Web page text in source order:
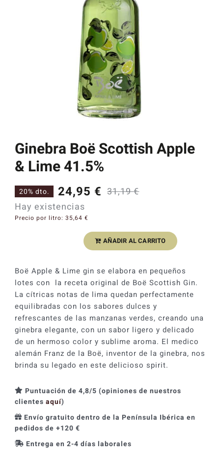
Catas y Actividades
Ginebra Boë Scottish Apple
& Lime 41.5%
31,19€
original
era:
31,19 €.
24,95 €
actual
es:
24,95 €.
20% dto.
Hay existencias
Precio por litro: 35,64 €
Scottish
Apple
&
Lime
41.5%
cantidad
AÑADIR AL CARRITO
Boë Apple & Lime gin se elabora en pequeños
lotes con la receta original de Boë Scottish Gin.
La cítricas notas de lima quedan perfectamente
equilibradas con los sabores dulces y
refrescantes de las manzanas verdes, creando una
ginebra elegante, con un sabor ligero y delicado
de un hermoso color y sublime aroma. El medico
alemán Franz de la Boë, inventor de la ginebra, nos
brinda su legado en este delicioso spirit.
Puntuación de 4,8/5 (opiniones de nuestros
clientes aquí)
Envío gratuito dentro de la Península Ibérica en
pedidos de +120 €
Entrega en 2-4 días laborales